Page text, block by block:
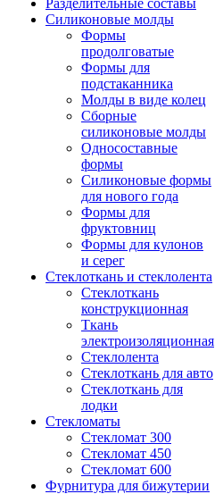
Разделительные составы
Силиконовые молды
Формы
продолговатые
Формы для
подстаканника
Молды в виде колец
Сборные
силиконовые молды
Односоставные
формы
Силиконовые формы
для нового года
Формы для
фруктовниц
Формы для кулонов
и серег
Стеклоткань и стеклолента
Стеклоткань
конструкционная
Ткань
электроизоляционная
Стеклолента
Стеклоткань для авто
Стеклоткань для
лодки
Стекломаты
Стекломат 300
Стекломат 450
Стекломат 600
Фурнитура для бижутерии